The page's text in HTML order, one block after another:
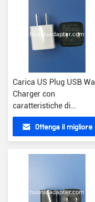
Carica US Plug USB Wall
Charger con
caratteristiche di
protezione certificate
CE/FCC/RoHS
Ottenga il migliore